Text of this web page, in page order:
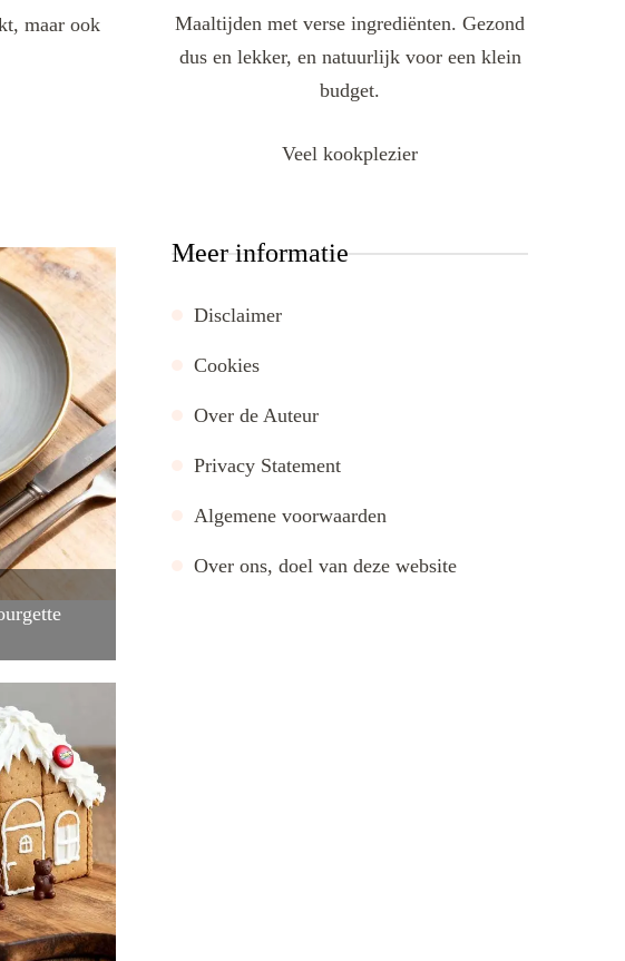
maar ook
Maaltijden met verse ingrediënten. Gezond
dus en lekker, en natuurlijk voor een klein
budget.
Veel kookplezier
Meer informatie
Disclaimer
Cookies
Over de Auteur
Privacy Statement
Algemene voorwaarden
Over ons, doel van deze website